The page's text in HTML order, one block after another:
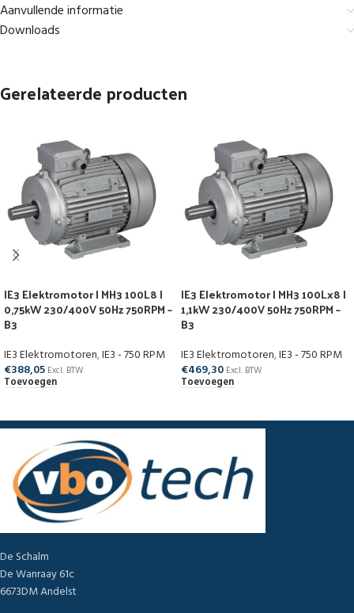
Aanvullende informatie
Downloads
Gerelateerde producten
IE3 Elektromotor | MH3 100L8 |
0,75kW 230/400V 50Hz 750RPM –
B3
IE3 Elektromotoren,IE3 - 750 RPM
€388,05 Excl. BTW
Toevoegen
IE3 Elektromotor | MH3 100Lx8 |
1,1kW 230/400V 50Hz 750RPM –
B3
IE3 Elektromotoren,IE3 - 750 RPM
€469,30 Excl. BTW
Toevoegen
De Schalm
De Wanraay 61c
6673DM Andelst